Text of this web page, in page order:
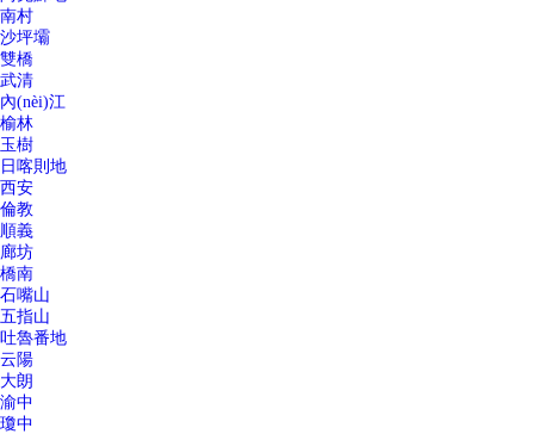
南村
沙坪壩
雙橋
武清
內(nèi)江
榆林
玉樹
日喀則地
西安
倫教
順義
廊坊
橋南
石嘴山
五指山
吐魯番地
云陽
大朗
渝中
瓊中